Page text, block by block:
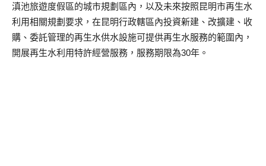
滇池旅遊度假區的城市規劃區內，以及未來按照昆明市再生水
利用相關規劃要求，在昆明行政轄區內投資新建、改擴建、收
購、委託管理的再生水供水設施可提供再生水服務的範圍內，
開展再生水利用特許經營服務，服務期限為30年。